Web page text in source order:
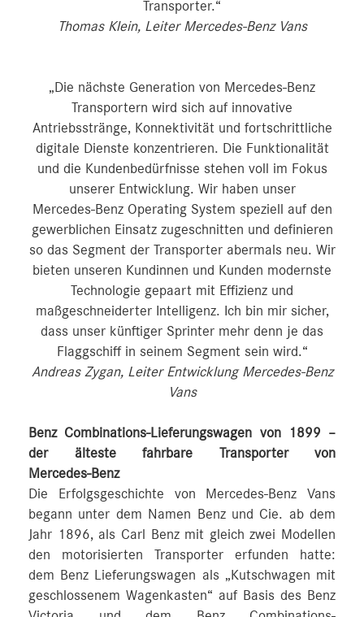
Transporter.“
Thomas Klein, Leiter Mercedes-Benz Vans
„Die nächste Generation von Mercedes‑Benz
Transportern wird sich auf innovative
Antriebsstränge, Konnektivität und fortschrittliche
digitale Dienste konzentrieren. Die Funktionalität
und die Kundenbedürfnisse stehen voll im Fokus
unserer Entwicklung. Wir haben unser
Mercedes‑Benz Operating System speziell auf den
gewerblichen Einsatz zugeschnitten und definieren
so das Segment der Transporter abermals neu. Wir
bieten unseren Kundinnen und Kunden modernste
Technologie gepaart mit Effizienz und
maßgeschneiderter Intelligenz. Ich bin mir sicher,
dass unser künftiger Sprinter mehr denn je das
Flaggschiff in seinem Segment sein wird.“
Andreas Zygan, Leiter Entwicklung Mercedes-Benz
Vans
Benz Combinations-Lieferungswagen von 1899 –
der älteste fahrbare Transporter von
Mercedes‑Benz
Die Erfolgsgeschichte von Mercedes-Benz Vans
begann unter dem Namen Benz und Cie. ab dem
Jahr 1896, als Carl Benz mit gleich zwei Modellen
den motorisierten Transporter erfunden hatte:
dem Benz Lieferungswagen als „Kutschwagen mit
geschlossenem Wagenkasten“ auf Basis des Benz